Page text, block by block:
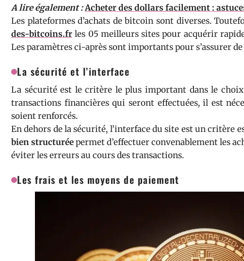
A lire également :Acheter des dollars facilement :
Les plateformes d’achats de bitcoin sont diverses.
des-bitcoins.fr les 05 meilleurs sites pour acquérir
Les paramètres ci-après sont importants pour s’assurer
La sécurité et l’interface
La sécurité est le critère le plus important dans le
transactions financières qui seront effectuées, il est
soient renforcés.
En dehors de la sécurité, l’interface du site est un critère
bien structuréepermet d’effectuer convenablement les
éviter les erreurs au cours des transactions.
Les frais et les moyens de paiement